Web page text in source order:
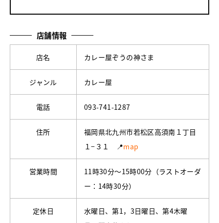
店舗情報
店名 カレー屋ぞうの神さま
ジャンル カレー屋
電話 093-741-1287
住所
福岡県北九州市若松区高須南１丁目
１−３１ 📍map
営業時間
11時30分～15時00分（ラストオーダ
ー：14時30分）
定休日
水曜日、第1，3日曜日、第4木曜